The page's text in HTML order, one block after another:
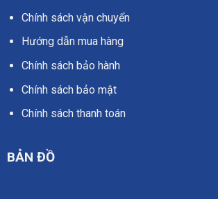
Chính sách vận chuyển
Hướng dẫn mua hàng
Chính sách bảo hành
Chính sách bảo mật
Chính sách thanh toán
BẢN ĐỒ